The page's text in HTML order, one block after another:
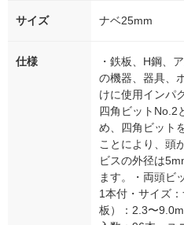
サイズ ナベ25mm
仕様
・鉄板、H鋼、
の機器、器具、
けに使用インパ
四角ビットNo.2
め、四角ビット
ことにより、頭
ビスの外径は
ます。・両頭ビ
1本付・サイズ
板）：2.3〜